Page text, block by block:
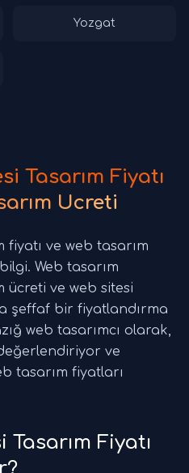
Yozgat
Tasarım Fiyatı
Ücreti
fiyatı ve web tasarım
Web tasarım
ücreti ve web sitesi
şeffaf bir fiyatlandırma
web tasarımcı olarak,
ve
tasarım fiyatları
Tasarım Fiyatı